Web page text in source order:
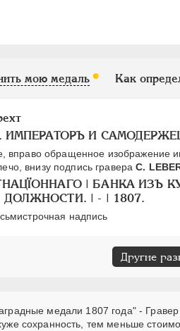
мою медаль Как
ИМПЕРАТОРЪ И
вправо обращенное изображение
внизу подпись гравераС.
| БАНКА ИЗЪ
ДОЛЖНОСТИ. | - | 1807.
надпись
Другие
медали 1807 года" - Гравер
сохранность, тем меньше